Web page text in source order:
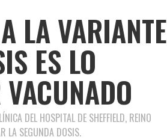
LA VARIANTE
ES LO
DEL HOSPITAL DE SHEFFIELD, REINO
LA SEGUNDA DOSIS.